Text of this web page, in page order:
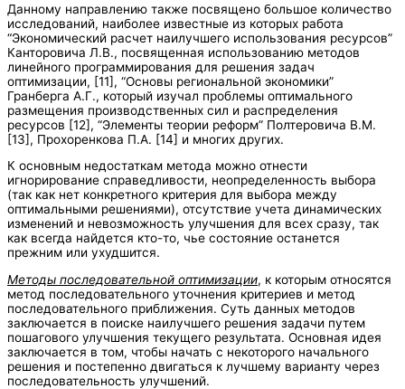
Данному направлению также посвящено большое количество
исследований, наиболее известные из которых работа
“Экономический расчет наилучшего использования ресурсов”
Канторовича Л.В., посвященная использованию методов
линейного программирования для решения задач
оптимизации, [11], “Основы региональной экономики”
Гранберга А.Г., который изучал проблемы оптимального
размещения производственных сил и распределения
ресурсов [12], “Элементы теории реформ” Полтеровича В.М.
[13], Прохоренкова П.А. [14] и многих других.
К основным недостаткам метода можно отнести
игнорирование справедливости, неопределенность выбора
(так как нет конкретного критерия для выбора между
оптимальными решениями), отсутствие учета динамических
изменений и невозможность улучшения для всех сразу, так
как всегда найдется кто-то, чье состояние останется
прежним или ухудшится.
Методы последовательной оптимизации, к которым относятся
метод последовательного уточнения критериев и метод
последовательного приближения. Суть данных методов
заключается в поиске наилучшего решения задачи путем
пошагового улучшения текущего результата. Основная идея
заключается в том, чтобы начать с некоторого начального
решения и постепенно двигаться к лучшему варианту через
последовательность улучшений.